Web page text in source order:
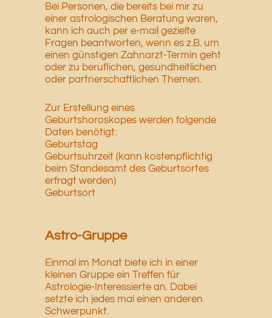
Bei Personen, die bereits bei mir zu
einer astrologischen Beratung waren,
kann ich auch per e-mail gezielte
Fragen beantworten, wenn es z.B. um
einen günstigen Zahnarzt-Termin geht
oder zu beruflichen, gesundheitlichen
oder partnerschaftlichen Themen.
Zur Erstellung eines
Geburtshoroskopes werden folgende
Daten benötigt:
Geburtstag
Geburtsuhrzeit (kann kostenpflichtig
beim Standesamt des Geburtsortes
erfragt werden)
Geburtsort
Astro-Gruppe
Einmal im Monat biete ich in einer
kleinen Gruppe ein Treffen für
Astrologie-Interessierte an. Dabei
setzte ich jedes mal einen anderen
Schwerpunkt.